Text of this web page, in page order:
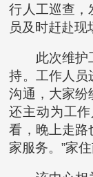
行人工巡查，
员及时赶赴现
此次维护
持。工作人员
沟通，大家纷
还主动为工
看，晚上走路
家服务。”家